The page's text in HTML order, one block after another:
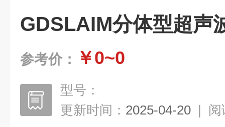
GDSLAIM分体型超声
参考价： ￥0~0
型号：
更新时间： 2025-04-20 | 阅